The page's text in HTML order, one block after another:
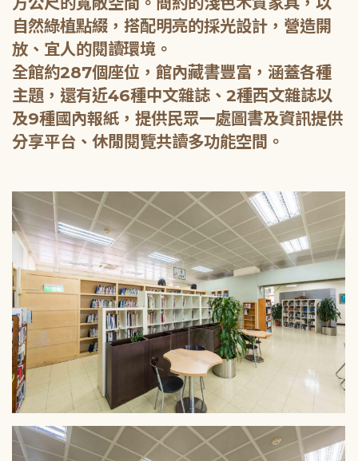
自然綠植點綴，搭配明亮的採光設計，營造開
放、宜人的閱讀環境。
全館約287個座位，館內藏書豐富，涵蓋各種
主題，還有近46種中文雜誌、2種西文雜誌以
及9種國內報紙，提供民眾一處圖書及資訊提供